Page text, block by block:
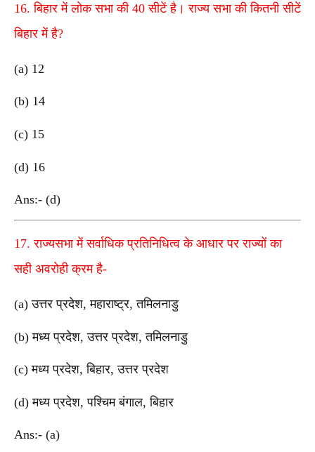
16. बिहार में लोक सभा की 40 सीटें है। राज्य सभा की कितनी सीटें
बिहार में है?
(a) 12
(b) 14
(c) 15
(d) 16
Ans:- (d)
17. राज्यसभा में सर्वाधिक प्रतिनिधित्व के आधार पर राज्यों का
सही अवरोही क्रम है-
(a) उत्तर प्रदेश, महाराष्ट्र, तमिलनाडु
(b) मध्य प्रदेश, उत्तर प्रदेश, तमिलनाडु
(c) मध्य प्रदेश, बिहार, उत्तर प्रदेश
(d) मध्य प्रदेश, पश्चिम बंगाल, बिहार
Ans:- (a)